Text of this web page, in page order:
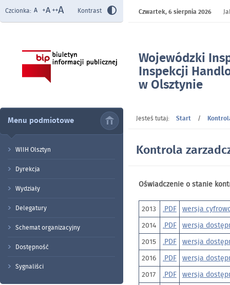
Wojewódzki
Inspekcji
w Olsztynie
Czcionka: Kontrast Czwartek,6 sierpnia 2026
Menu podmiotowe
WIIH Olsztyn
Dyrekcja
Wydziały
Delegatury
Schemat organizacyjny
Dostępność
Sygnaliści
Jesteś tutaj: Start /
Kontrola
Oświadczenie o stanie
2013 .PDF wersja
2014
.PDF wersja
2015
.PDF wersja
2016
.PDF wersja
2017
.PDF wersja